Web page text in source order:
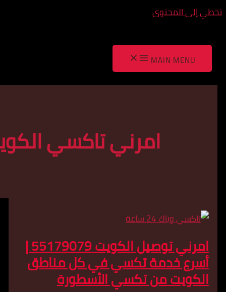
MAIN
امرني تاكسي الكويت
امرني توصيل الكويت 55179079 |
خدمة تكسي في كل مناطق
من تكسي الأسطورة